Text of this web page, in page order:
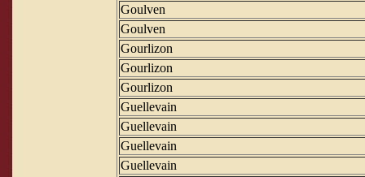
Goulven
Goulven
Gourlizon
Gourlizon
Gourlizon
Guellevain
Guellevain
Guellevain
Guellevain